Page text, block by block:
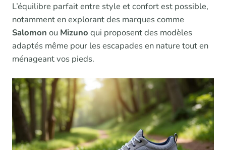
L’équilibre parfait entre style et confort est possible,
notamment en explorant des marques comme
Salomon ou Mizuno qui proposent des modèles
adaptés même pour les escapades en nature tout en
ménageant vos pieds.